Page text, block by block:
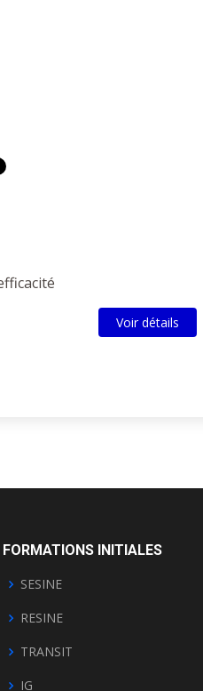
Voir détails
FORMATIONS INITIALES
SESINE
RESINE
TRANSIT
IG